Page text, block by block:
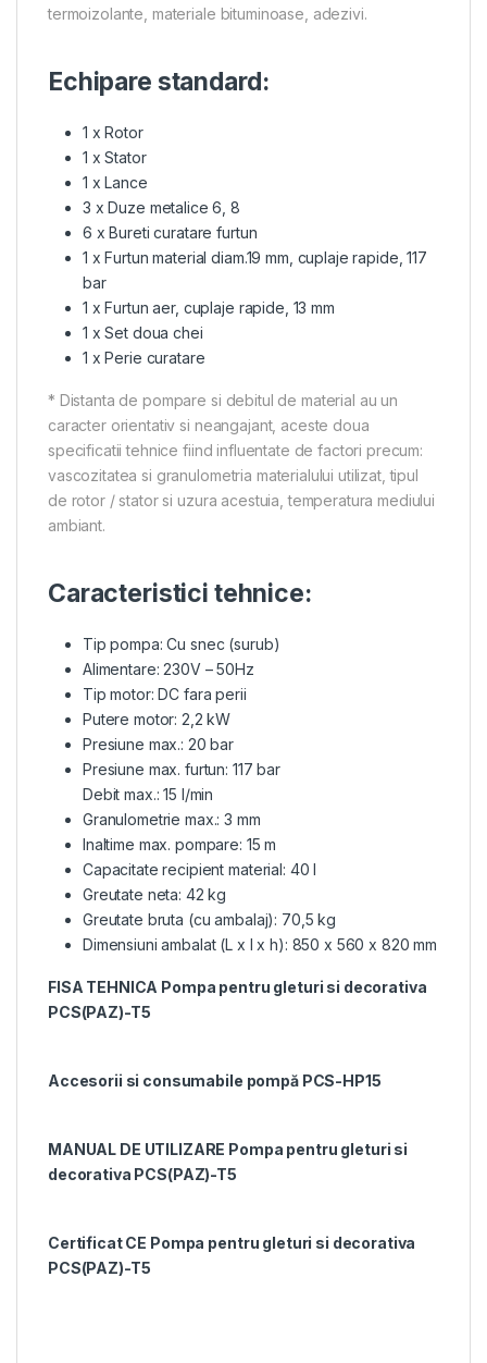
termoizolante, materiale bituminoase, adezivi.
Echipare standard:
1 x Rotor
1 x Stator
1 x Lance
3 x Duze metalice 6, 8
6 x Bureti curatare furtun
1 x Furtun material diam.19 mm, cuplaje rapide, 117
bar
1 x Furtun aer, cuplaje rapide, 13 mm
1 x Set doua chei
1 x Perie curatare
* Distanta de pompare si debitul de material au un
caracter orientativ si neangajant, aceste doua
specificatii tehnice fiind influentate de factori precum:
vascozitatea si granulometria materialului utilizat, tipul
de rotor / stator si uzura acestuia, temperatura mediului
ambiant.
Caracteristici tehnice:
Tip pompa: Cu snec (surub)
Alimentare: 230V – 50Hz
Tip motor: DC fara perii
Putere motor: 2,2 kW
Presiune max.: 20 bar
Presiune max. furtun: 117 bar
Debit max.: 15 l/min
Granulometrie max.: 3 mm
Inaltime max. pompare: 15 m
Capacitate recipient material: 40 l
Greutate neta: 42 kg
Greutate bruta (cu ambalaj): 70,5 kg
Dimensiuni ambalat (L x l x h): 850 x 560 x 820 mm
FISA TEHNICA Pompa pentru gleturi si decorativa
PCS(PAZ)-T5
Accesorii si consumabile pompă PCS-HP15
MANUAL DE UTILIZARE Pompa pentru gleturi si
decorativa PCS(PAZ)-T5
Certificat CE Pompa pentru gleturi si decorativa
PCS(PAZ)-T5